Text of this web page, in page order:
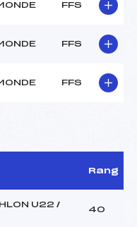
FFS
FFS
FFS
Rang
U22 /
40